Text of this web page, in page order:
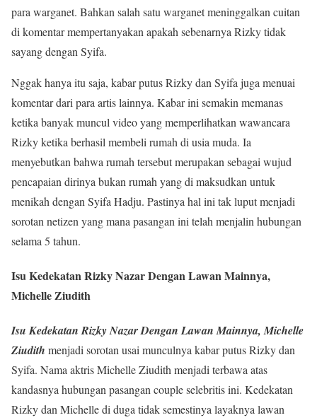
para warganet. Bahkan salah satu warganet meninggalkan cuitan
di komentar mempertanyakan apakah sebenarnya Rizky tidak
sayang dengan Syifa.
Nggak hanya itu saja, kabar putus Rizky dan Syifa juga menuai
komentar dari para artis lainnya. Kabar ini semakin memanas
ketika banyak muncul video yang memperlihatkan wawancara
Rizky ketika berhasil membeli rumah di usia muda. Ia
menyebutkan bahwa rumah tersebut merupakan sebagai wujud
pencapaian dirinya bukan rumah yang di maksudkan untuk
menikah dengan Syifa Hadju. Pastinya hal ini tak luput menjadi
sorotan netizen yang mana pasangan ini telah menjalin hubungan
selama 5 tahun.
Isu Kedekatan Rizky Nazar Dengan Lawan Mainnya,
Michelle Ziudith
Isu Kedekatan Rizky Nazar Dengan Lawan Mainnya, Michelle
Ziudith menjadi sorotan usai munculnya kabar putus Rizky dan
Syifa. Nama aktris Michelle Ziudith menjadi terbawa atas
kandasnya hubungan pasangan couple selebritis ini. Kedekatan
Rizky dan Michelle di duga tidak semestinya layaknya lawan